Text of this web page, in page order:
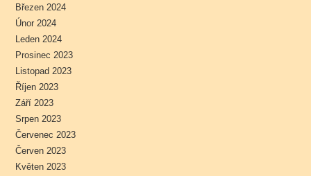
Březen 2024
Únor 2024
Leden 2024
Prosinec 2023
Listopad 2023
Říjen 2023
Září 2023
Srpen 2023
Červenec 2023
Červen 2023
Květen 2023